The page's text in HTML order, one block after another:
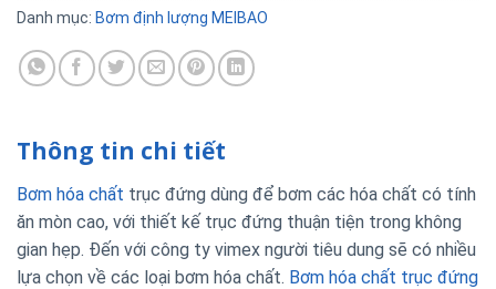
Danh mục: Bơm định lượng MEIBAO
Thông tin chi tiết
Bơm hóa chất trục đứng dùng để bơm các hóa chất có tính
ăn mòn cao, với thiết kế trục đứng thuận tiện trong không
gian hẹp. Đến với công ty vimex người tiêu dung sẽ có nhiều
lựa chọn về các loại bơm hóa chất. Bơm hóa chất trục đứng